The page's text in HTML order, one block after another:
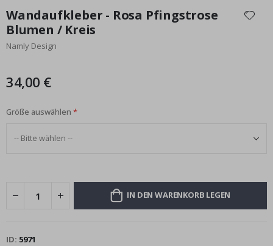
der
Bildgalerie
springen
Wandaufkleber - Rosa Pfingstrose
Blumen / Kreis
Namly Design
34,00 €
Größe auswählen
IN DEN WARENKORB LEGEN
ID 5971